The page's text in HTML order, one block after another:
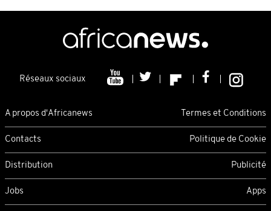
Réseaux sociaux
A propos d'Africanews Termes et Conditions
Contacts Politique de Cookie
Distribution Publicité
Jobs Apps